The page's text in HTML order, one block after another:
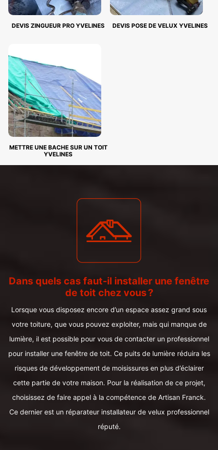
DEVIS ZINGUEUR PRO YVELINES DEVIS POSE DE VELUX YVELINES
METTRE UNE BACHE SUR UN TOIT
YVELINES
Dans quels cas faut-il installer une fenêtre
de toit chez vous ?
Lorsque vous disposez encore d’un espace assez grand sous
votre toiture, que vous pouvez exploiter, mais qui manque de
lumière, il est possible pour vous de contacter un professionnel
pour installer une fenêtre de toit. Ce puits de lumière réduira les
risques de développement de moisissures en plus d’éclairer
cette partie de votre maison. Pour la réalisation de ce projet,
choisissez de faire appel à la compétence de Artisan Franck.
Ce dernier est un réparateur installateur de velux professionnel
réputé.